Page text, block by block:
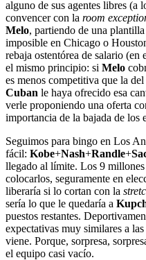
alguno de sus agentes libres (a
convencer con la room
Melo, partiendo de una
imposible en Chicago o
rebaja ostentórea de salario (en
el mismo principio: si Melo
es menos competitiva que la
Cuban le haya ofrecido esa
verle proponiendo una oferta
importancia de la bajada de los
Seguimos para bingo en Los
fácil: Kobe+Nash+Randle+
llegado al límite. Los 9 millones
colocarlos, seguramente en
liberaría si lo cortan con la
sería lo que le quedaría a
puestos restantes.
expectativas muy similares a
viene. Porque, sorpresa,
el equipo casi vacío.